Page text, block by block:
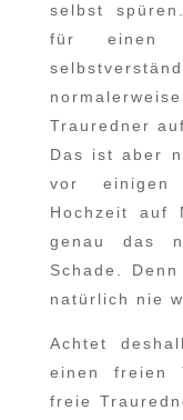
selbst
für einen
Trauredner
Das ist aber
vor
Hochzeit auf
genau das
Schade.
natürlich nie
Achtet
einen freien
freie